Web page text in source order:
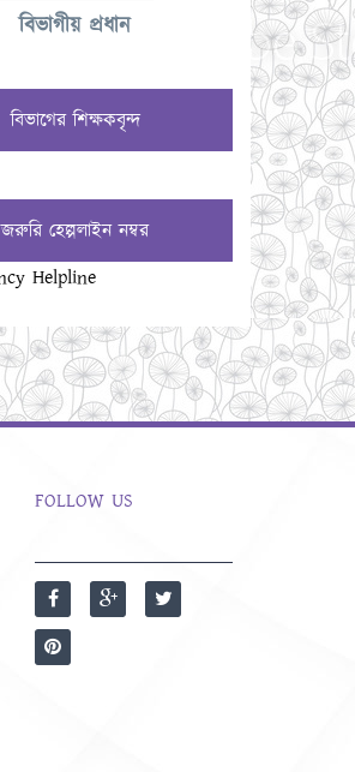
বিভাগীয় প্রধান
বিভাগের শিক্ষকবৃন্দ
জরুরি হেল্পলাইন নম্বর
FOLLOW US